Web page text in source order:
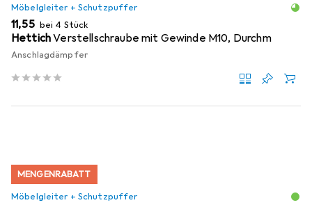
Möbelgleiter + Schutzpuffer
EUR
11,55 bei 4 Stück
HettichVerstellschraube mit Gewinde M10, Durchm
Anschlagdämpfer
MENGENRABATT
Möbelgleiter + Schutzpuffer